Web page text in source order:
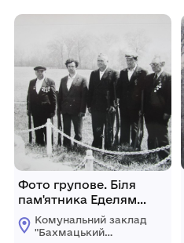
Фото групове. Біля
пам'ятника Еделям
після салюту.
Комунальний заклад
"Бахмацький